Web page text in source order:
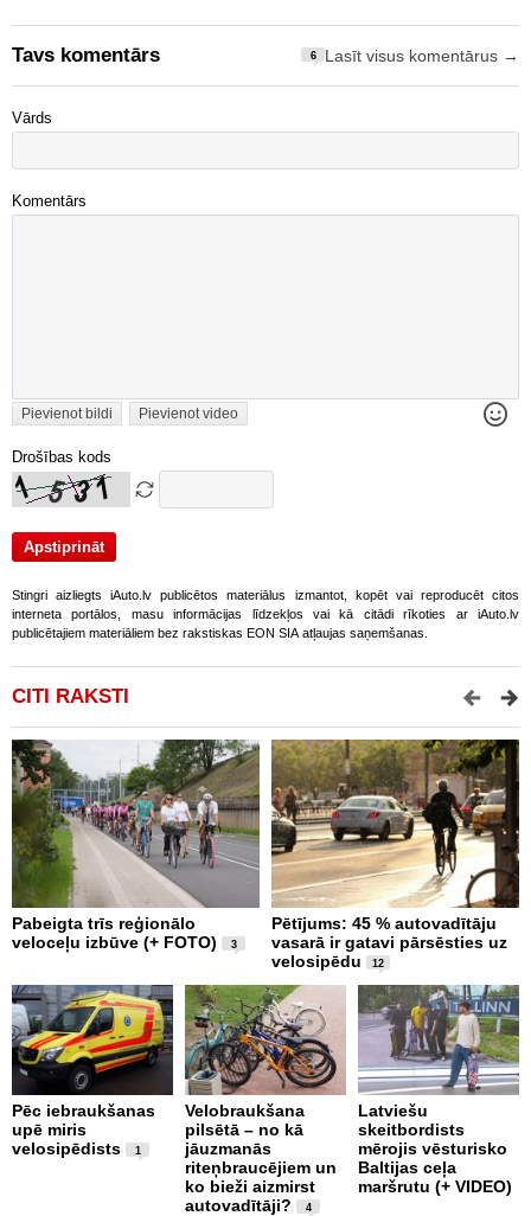
Tavs komentārs 6 Lasīt visus komentārus →
Vārds
Komentārs
Pievienot bildi Pievienot video
Drošības kods
Stingri aizliegts iAuto.lv publicētos materiālus izmantot, kopēt vai reproducēt citos
interneta portālos, masu informācijas līdzekļos vai kā citādi rīkoties ar iAuto.lv
publicētajiem materiāliem bez rakstiskas EON SIA atļaujas saņemšanas.
CITI RAKSTI
Pabeigta trīs reģionālo
veloceļu izbūve (+ FOTO)
3
Pētījums: 45 % autovadītāju
vasarā ir gatavi pārsēsties uz
velosipēdu
12
Pēc iebraukšanas
upē miris
velosipēdists
1
Velobraukšana
pilsētā – no kā
jāuzmanās
riteņbraucējiem un
ko bieži aizmirst
autovadītāji?
4
Latviešu
skeitbordists
mērojis vēsturisko
Baltijas ceļa
maršrutu (+ VIDEO)